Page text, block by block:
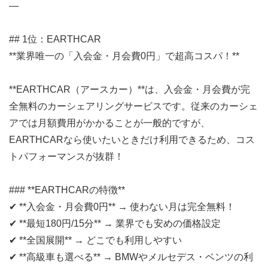
—
## 1位：EARTHCAR
**業界唯一の「入会金・月会費0円」で超高コスパ！**
**EARTHCAR（アースカー）**は、入会金・月会費が完
全無料のカーシェアリングサービスです。従来のカーシェ
アでは月額費用がかかることが一般的ですが、
EARTHCARなら使いたいときだけ利用できるため、コス
トパフォーマンスが抜群！
### **EARTHCARの特徴**
✔ **入会金・月会費0円** → 使わない月は完全無料！
✔ **最短180円/15分** → 業界でも安めの価格設定
✔ **全国展開** → どこでも利用しやすい
✔ **高級車も選べる** → BMWやメルセデス・ベンツの利